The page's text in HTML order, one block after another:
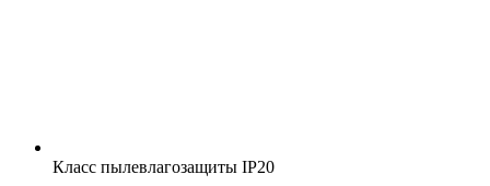
Класс пылевлагозащиты IP20